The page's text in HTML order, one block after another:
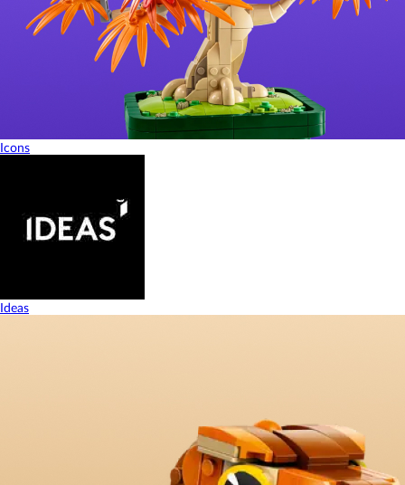
Icons
Ideas